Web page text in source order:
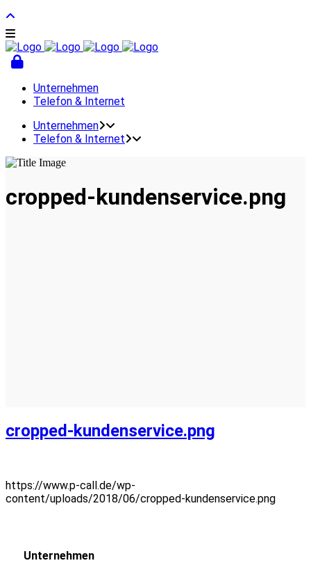
Unternehmen
Telefon & Internet
Unternehmen
Telefon & Internet
cropped-kundenservice.png
cropped-kundenservice.png
https://www.p-call.de/wp-
content/uploads/2018/06/cropped-kundenservice.png
Unternehmen